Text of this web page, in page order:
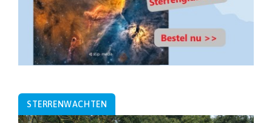
STERRENWACHTEN